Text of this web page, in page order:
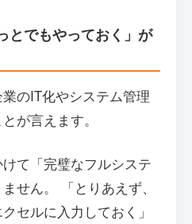
とでもやっておく」が
のIT化やシステム管理
が言えます。
て「完璧なフルシステ
せん。 「とりあえず、
セルに入力しておく」